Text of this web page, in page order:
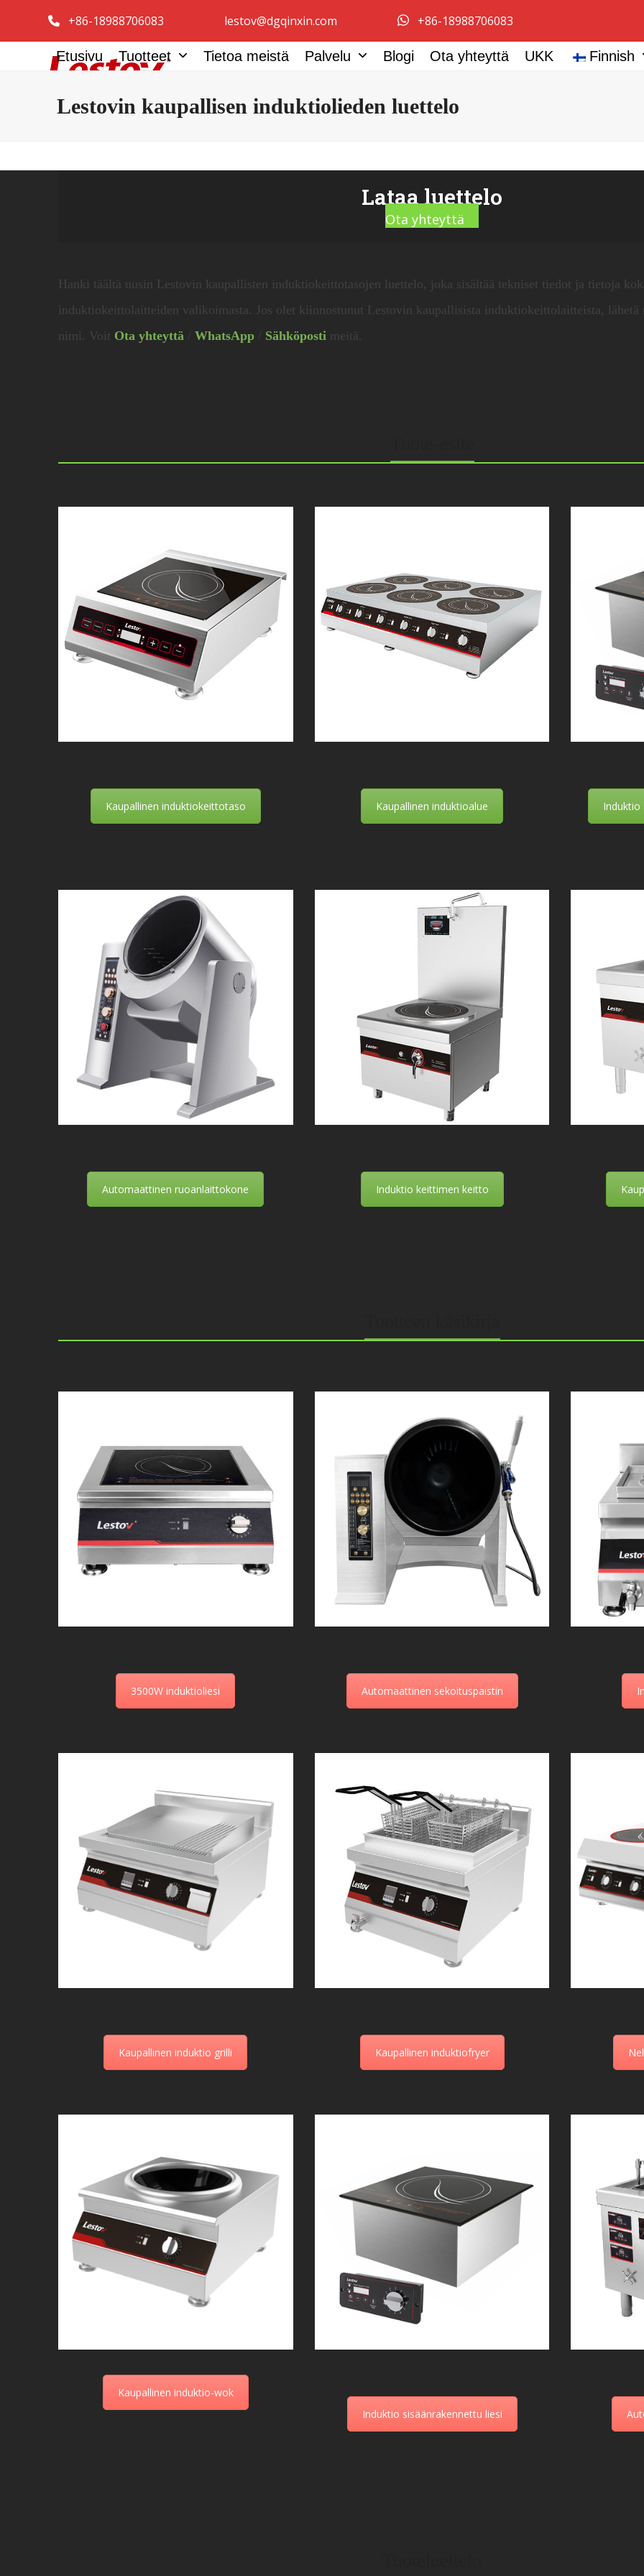
sisältöön
+86-18988706083 lestov@dgqinxin.com +86-18988706083
Etusivu Tuotteet Tietoa meistä Palvelu Blogi Ota yhteyttä UKK Finnish
Lestovin kaupallisen induktiolieden luettelo
Lataa luettelo
Ota yhteyttä
Hanki täältä uusin Lestovin kaupallisten induktiokeittotasojen luettelo, joka sisältää tekniset tiedot ja tietoja
induktiokeittolaitteiden valikoimasta. Jos olet kiinnostunut Lestovin kaupallisista induktiokeittolaitteista, lähetä
nimi. Voit Ota yhteyttä/ WhatsApp/ Sähköpostimeitä.
Kaupallinen induktiokeittotaso Kaupallinen induktioalue Induktio
Automaattinen ruoanlaittokone Induktio keittimen keitto
3500W induktioliesi Automaattinen sekoituspaistin
Kaupallinen induktio grilli Kaupallinen induktiofryer
Kaupallinen induktio-wok
Induktio sisäänrakennettu liesi